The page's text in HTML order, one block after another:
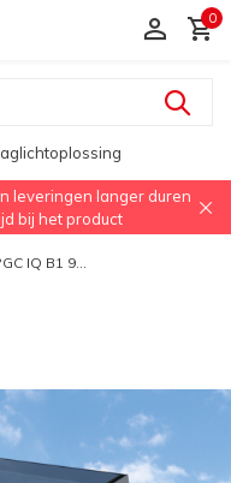
0
leveringen langer duren
bij het product
IQ B1 9...